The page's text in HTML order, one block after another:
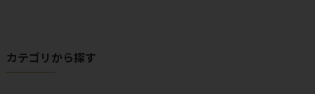
カテゴリから探す